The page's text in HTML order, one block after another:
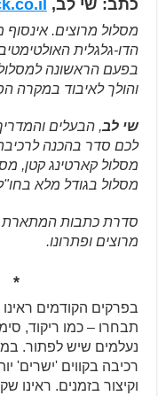
כתב: שי לב,
מסלול מרוצים. אינסוף
הדו-גלגלית
בפעם הראשונה
והולך לאיבוד במקרה
שי לב, הבעלים
לכם סדר בהכנה
מסלול קארטינג קטן,
מסלול בגודל מלא
סדרת כתבות המתארת
מרוצים ופתרונו.
*
בפרקים הקודמים
תבחרו – כמו ריקוד,
נעלמים שיש לפתור.
רכיבה בקווים 'ישרים'
וקיצור בזמנים. ראינו